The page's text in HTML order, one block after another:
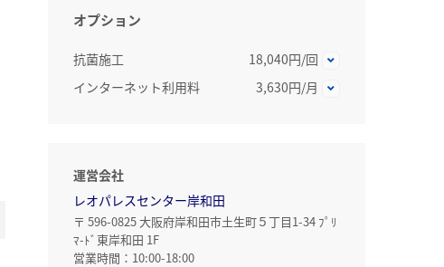
オプション
抗菌施工
18,040円/回
インターネット利用料
3,630円/月
運営会社
レオパレスセンター岸和田
〒 596-0825 大阪府岸和田市土生町５丁目1-34 ﾌﾟﾘ
ﾏ-ﾄﾞ東岸和田 1F
営業時間：10:00-18:00